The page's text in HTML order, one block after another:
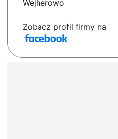
Wejherowo
Zobacz profil firmy na